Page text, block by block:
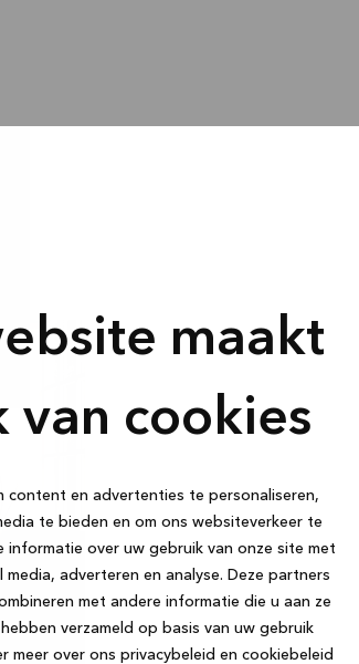
maakt
van cookies
content en advertenties te personaliseren,
te bieden en om ons websiteverkeer te
informatie over uw gebruik van onze site met
adverteren en analyse. Deze partners
met andere informatie die u aan ze
verzameld op basis van uw gebruik
meer over ons privacybeleid en cookiebeleid